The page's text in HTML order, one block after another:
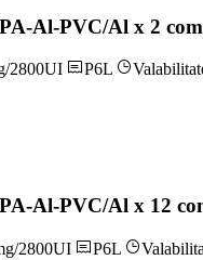
Al-PVC/Al x 2
2800UI P6L
Al-PVC/Al x 12
2800UI P6L